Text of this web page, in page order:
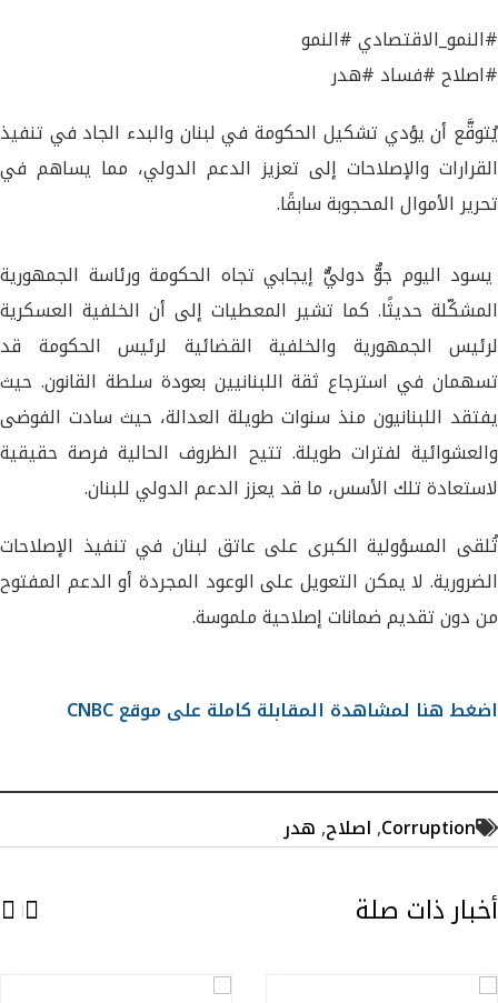
#النمو_الاقتصادي #النمو
#اصلاح #فساد #هدر
يُتوقَّع أن يؤدي تشكيل الحكومة في لبنان والبدء الجاد في تنفيذ
القرارات والإصلاحات إلى تعزيز الدعم الدولي، مما يساهم في
تحرير الأموال المحجوبة سابقًا.
يسود اليوم جوٌّ دوليٌّ إيجابي تجاه الحكومة ورئاسة الجمهورية
المشكّلة حديثًا. كما تشير المعطيات إلى أن الخلفية العسكرية
لرئيس الجمهورية والخلفية القضائية لرئيس الحكومة قد
تسهمان في استرجاع ثقة اللبنانيين بعودة سلطة القانون. حيث
يفتقد اللبنانيون منذ سنوات طويلة العدالة، حيث سادت الفوضى
والعشوائية لفترات طويلة. تتيح الظروف الحالية فرصة حقيقية
لاستعادة تلك الأسس، ما قد يعزز الدعم الدولي للبنان.
تُلقى المسؤولية الكبرى على عاتق لبنان في تنفيذ الإصلاحات
الضرورية. لا يمكن التعويل على الوعود المجردة أو الدعم المفتوح
من دون تقديم ضمانات إصلاحية ملموسة.
اضغط هنا لمشاهدة المقابلة كاملة على موقع CNBC
Corruption
,اصلاح,هدر
أخبار ذات صلة